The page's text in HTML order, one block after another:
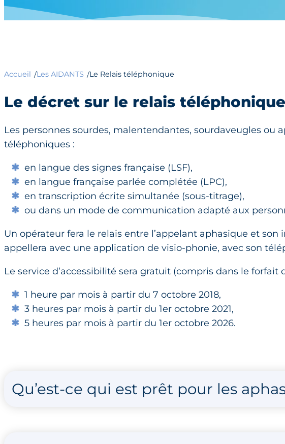
Accueil /Les AIDANTS /Le Relais téléphonique
Le décret sur le relais
Les personnes sourdes, malentendantes, sourdaveugles ou
téléphoniques :
en langue des signes française (LSF),
en langue française parlée complétée (LPC),
en transcription écrite simultanée (sous-titrage),
ou dans un mode de communication adapté aux
Un opérateur fera le relais entre l’appelant aphasique et
appellera avec une application de visio-phonie, avec son
Le service d’accessibilité sera gratuit (compris dans le forfait
1 heure par mois à partir du 7 octobre 2018,
3 heures par mois à partir du 1er octobre 2021,
5 heures par mois à partir du 1er octobre 2026.
Qu’est-ce qui est prêt pour les